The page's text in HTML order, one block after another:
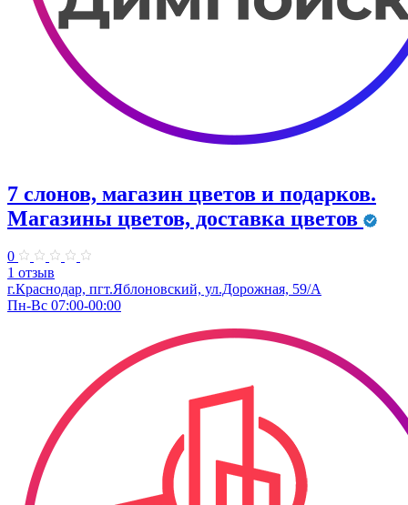
7 слонов, магазин цветов и подарков.
Магазины цветов, доставка цветов
0
1 отзыв
г.Краснодар, пгт.Яблоновский, ул.Дорожная, 59/А
Пн-Вс 07:00-00:00